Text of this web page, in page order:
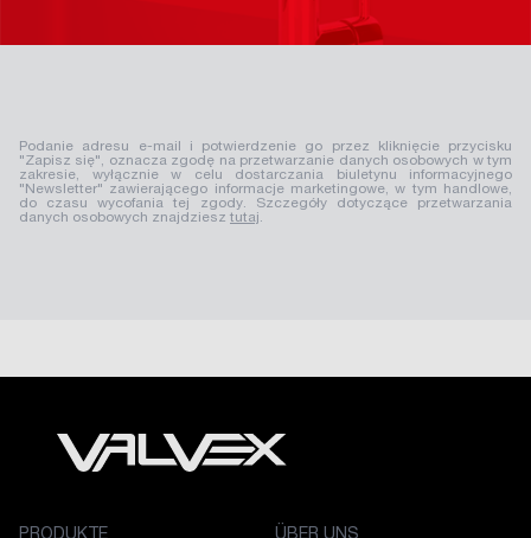
Podanie adresu e-mail i potwierdzenie go przez kliknięcie przycisku
"Zapisz się", oznacza zgodę na przetwarzanie danych osobowych w tym
zakresie, wyłącznie w celu dostarczania biuletynu informacyjnego
"Newsletter" zawierającego informacje marketingowe, w tym handlowe,
do czasu wycofania tej zgody. Szczegóły dotyczące przetwarzania
danych osobowych znajdziesz tutaj.